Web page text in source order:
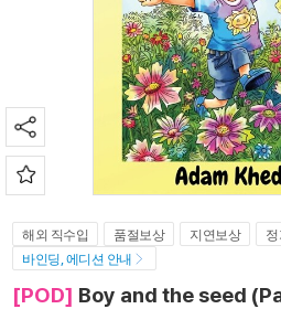
해외 직수입 품절보상 지연보상 정
바인딩, 에디션 안내
[POD] Boy and the seed